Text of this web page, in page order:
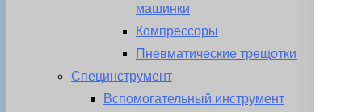
машинки
Компрессоры
Пневматические трещотки
Специнструмент
Вспомогательный инструмент